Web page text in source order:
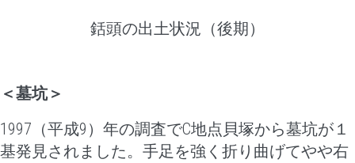
銛頭の出土状況（後期）
＜墓坑＞
1997（平成9）年の調査でC地点貝塚から墓坑が１
基発見されました。手足を強く折り曲げてやや右